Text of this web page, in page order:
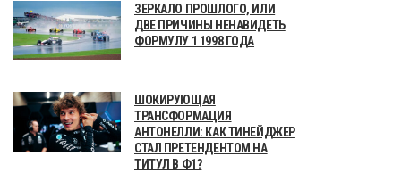
ЗЕРКАЛО ПРОШЛОГО, ИЛИ
ДВЕ ПРИЧИНЫ НЕНАВИДЕТЬ
ФОРМУЛУ 1 1998 ГОДА
ШОКИРУЮЩАЯ
ТРАНСФОРМАЦИЯ
АНТОНЕЛЛИ: КАК ТИНЕЙДЖЕР
СТАЛ ПРЕТЕНДЕНТОМ НА
ТИТУЛ В Ф1?